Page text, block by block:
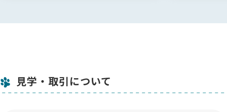
見学・取引について